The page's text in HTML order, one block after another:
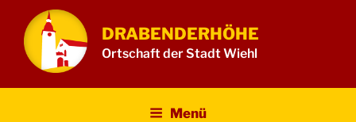
Inhalt
springen
DRABENDERHÖHE
Ortschaft der Stadt Wiehl
Menü